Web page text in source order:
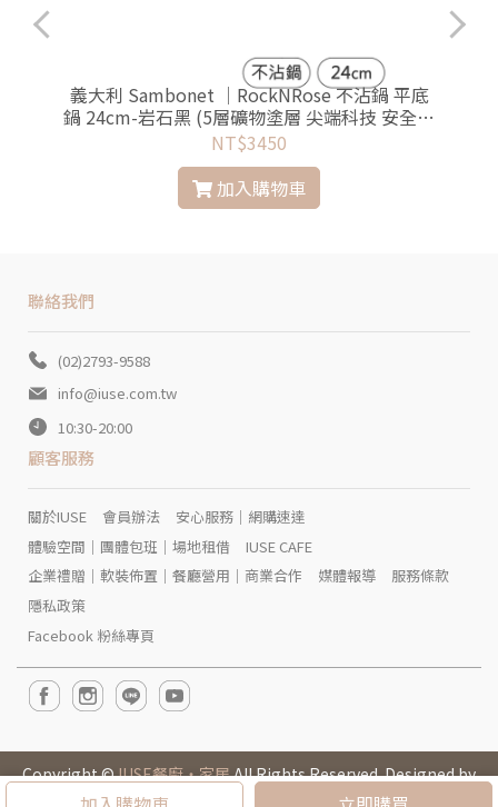
義大利 Sambonet │RockNRose 不沾鍋 平底
鍋 24cm-岩石黑 (5層礦物塗層 尖端科技 安全無
毒)
NT$3450
加入購物車
聯絡我們
(02)2793-9588
info@iuse.com.tw
10:30-20:00
顧客服務
關於IUSE 會員辦法
安心服務｜網購速達
體驗空間｜團體包班｜場地租借
IUSE CAFE
企業禮贈｜軟裝佈置｜餐廳營用｜商業合作
媒體報導
服務條款
隱私政策
Facebook 粉絲專頁
Copyright ©IUSE餐廚‧家居All Rights Reserved. Designed by